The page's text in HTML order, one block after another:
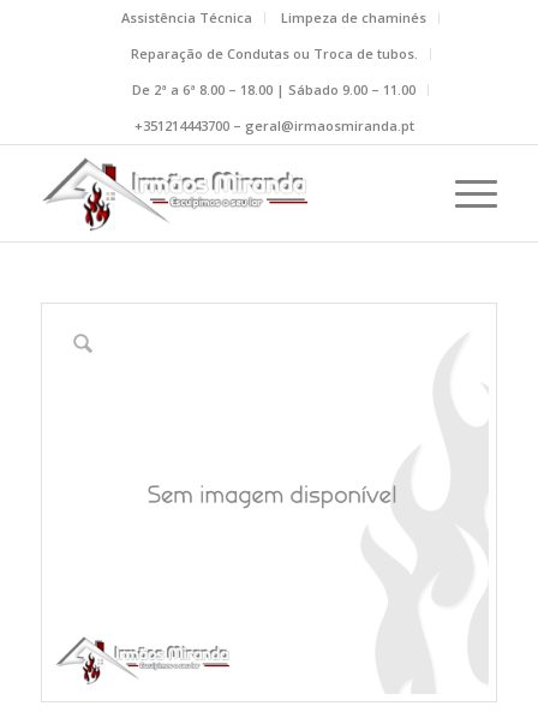
Assistência Técnica
Limpeza de chaminés
Reparação de Condutas ou Troca de tubos.
De 2ª a 6ª 8.00 – 18.00 | Sábado 9.00 – 11.00
+351214443700 – geral@irmaosmiranda.pt